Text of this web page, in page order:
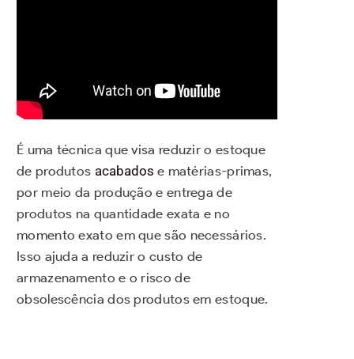
É uma técnica que visa reduzir o estoque
de produtos acabados e matérias-primas,
por meio da produção e entrega de
produtos na quantidade exata e no
momento exato em que são necessários.
Isso ajuda a reduzir o custo de
armazenamento e o risco de
obsolescência dos produtos em estoque.